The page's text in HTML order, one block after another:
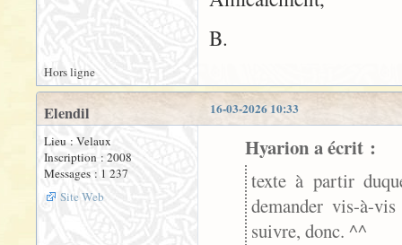
B.
Hors ligne
16-03-2026 10:33
Elendil
Lieu : Velaux
Inscription : 2008
Messages : 1 237
Site Web
Hyarion a écrit :
texte à partir
demander vis-à-
suivre, donc. ^^